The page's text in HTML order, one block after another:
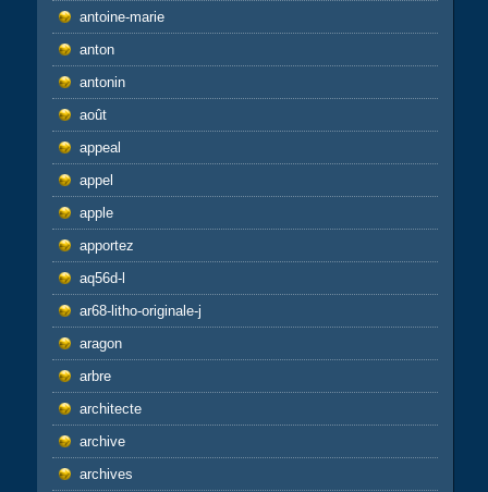
antoine-marie
anton
antonin
août
appeal
appel
apple
apportez
aq56d-l
ar68-litho-originale-j
aragon
arbre
architecte
archive
archives